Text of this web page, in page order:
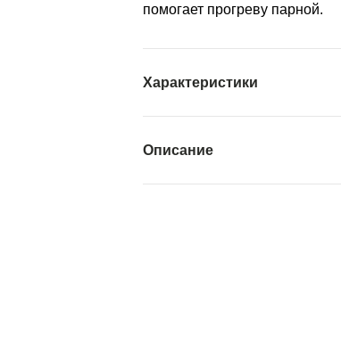
помогает прогреву парной.
Характеристики
Описание